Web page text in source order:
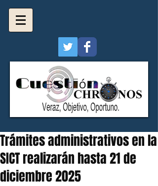
Trámites administrativos en la
SICT realizarán hasta 21 de
diciembre 2025